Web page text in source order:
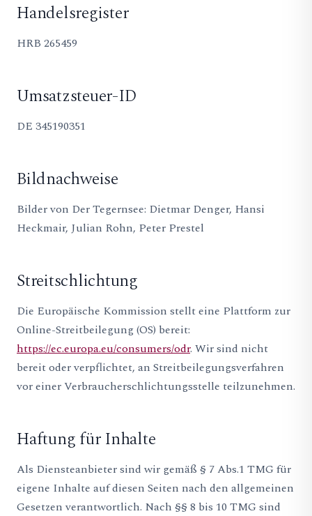
Handelsregister
HRB 265459
Umsatzsteuer-ID
DE 345190351
Bildnachweise
Bilder von Der Tegernsee: Dietmar Denger, Hansi
Heckmair, Julian Rohn, Peter Prestel
Streitschlichtung
Die Europäische Kommission stellt eine Plattform zur
Online-Streitbeilegung (OS) bereit:
https://ec.europa.eu/consumers/odr. Wir sind nicht
bereit oder verpflichtet, an Streitbeilegungsverfahren
vor einer Verbraucherschlichtungsstelle teilzunehmen.
Haftung für Inhalte
Als Diensteanbieter sind wir gemäß § 7 Abs.1 TMG für
eigene Inhalte auf diesen Seiten nach den allgemeinen
Gesetzen verantwortlich. Nach §§ 8 bis 10 TMG sind